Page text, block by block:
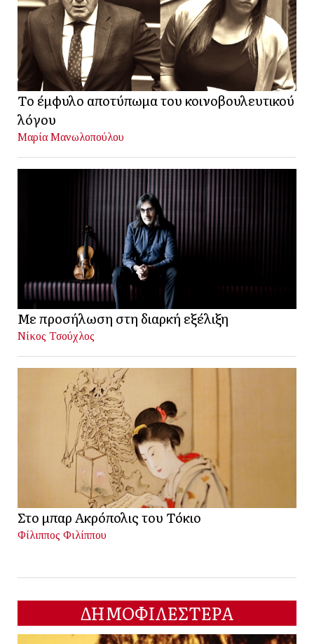
Το έμφυλο αποτύπωμα του κοινοβουλευτικού
λόγου
Μαρία Μανωλοπούλου
Με προσήλωση στη διαρκή εξέλιξη
Νίκος Τσούχλος
Στο μπαρ Ακρόπολις του Τόκιο
Φίλιππος Φιλίππου
ΔΗΜΟΦΙΛΕΣΤΕΡΑ